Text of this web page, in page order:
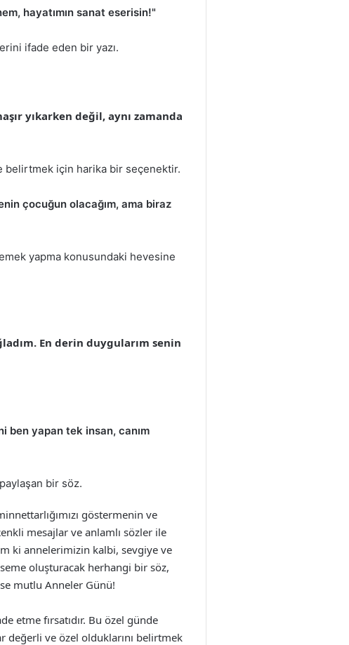
hayatımın sanat eserisin!"
ifade eden bir yazı.
yıkarken değil, aynı zamanda
belirtmek için harika bir seçenektir.
çocuğun olacağım, ama biraz
yapma konusundaki hevesine
En derin duygularım senin
ben yapan tek insan, canım
bir söz.
göstermenin ve
mesajlar ve anlamlı sözler ile
ki annelerimizin kalbi, sevgiye ve
oluşturacak herhangi bir söz,
mutlu Anneler Günü!
etme fırsatıdır. Bu özel günde
değerli ve özel olduklarını belirtmek